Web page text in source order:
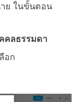
ย ในขั้นตอน
คลธรรมดา
อก